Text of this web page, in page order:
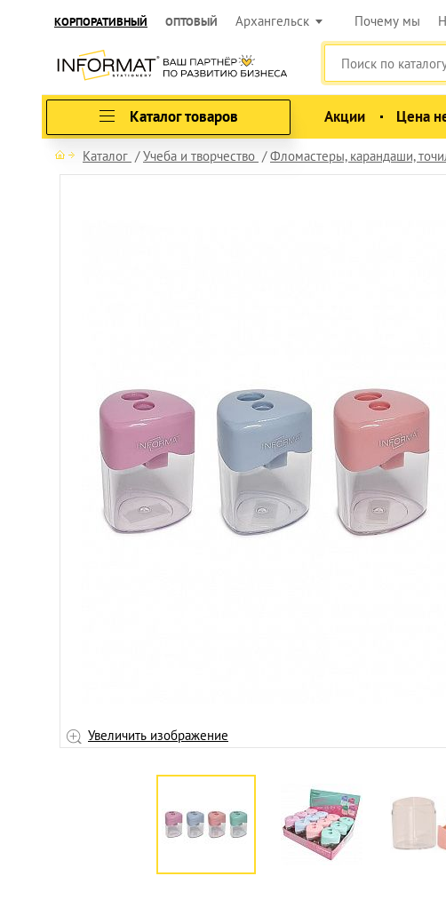
КОРПОРАТИВНЫЙ ОПТОВЫЙ Архангельск Почему мы
Каталог товаров Акции Цена
Каталог Учеба и творчество Фломастеры, карандаши,
Увеличить изображение